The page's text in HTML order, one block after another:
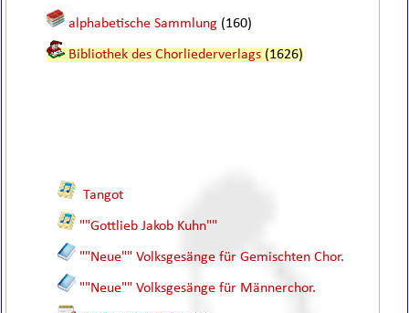
alphabetische Sammlung (160)
Bibliothek des Chorliederverlags (1626)
Tangot
""Gottlieb Jakob Kuhn""
""Neue"" Volksgesänge für Gemischten Chor.
""Neue"" Volksgesänge für Männerchor.